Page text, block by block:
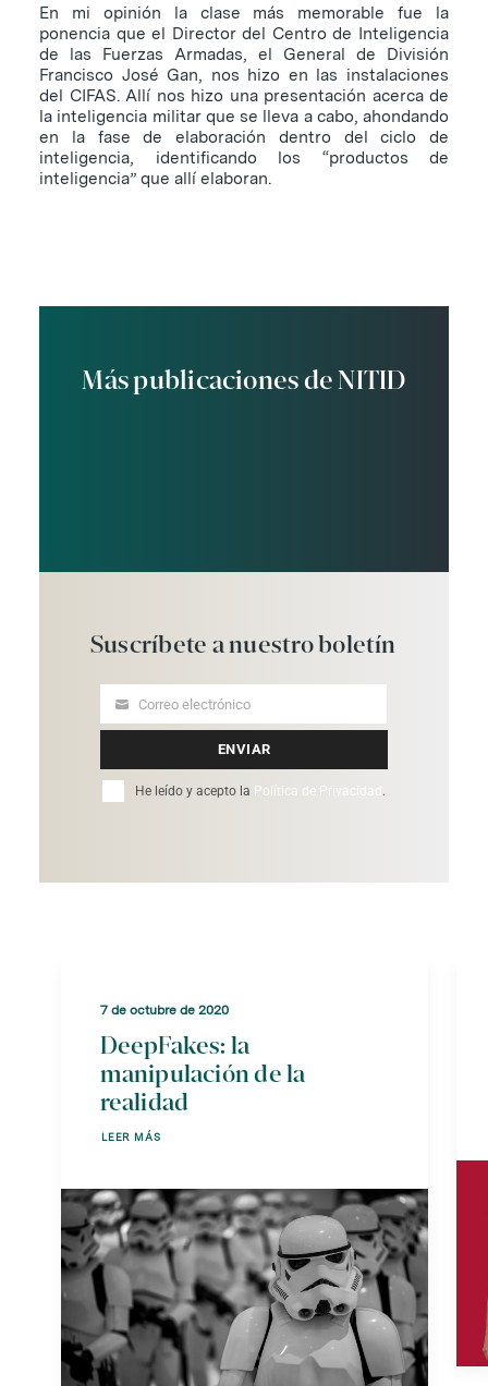
En mi opinión la clase más memorable fue la
ponencia que el Director del Centro de Inteligencia
de las Fuerzas Armadas, el General de División
Francisco José Gan, nos hizo en las instalaciones
del CIFAS. Allí nos hizo una presentación acerca de
la inteligencia militar que se lleva a cabo, ahondando
en la fase de elaboración dentro del ciclo de
inteligencia, identificando los “productos de
inteligencia” que allí elaboran.
Más publicaciones de NITID
Suscríbete a nuestroboletín
Your
Correo electrónico
ENVIAR
He leído y acepto la Política de Privacidad .
7 de octubre de 2020
DeepFakes: la
manipulación de la
realidad
LEER MÁS